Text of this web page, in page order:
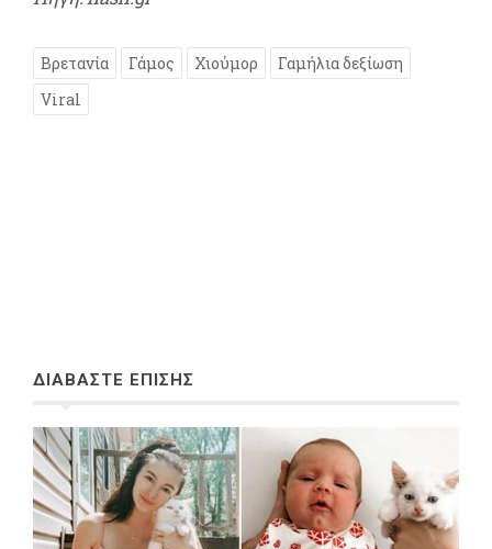
Βρετανία Γάμος Χιούμορ
Γαμήλια δεξίωση
Viral
ΔΙΑΒΑΣΤΕ ΕΠΙΣΗΣ